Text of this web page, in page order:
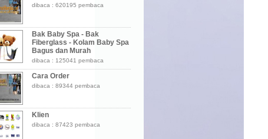
dibaca : 620195 pembaca
Bak Baby Spa - Bak
Fiberglass - Kolam Baby Spa
Bagus dan Murah
dibaca : 125041 pembaca
Cara Order
dibaca : 89344 pembaca
Klien
dibaca : 87423 pembaca